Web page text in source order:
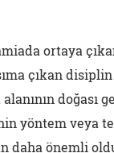
ortaya
çıkan
doğası
yöntem veya
daha önemli